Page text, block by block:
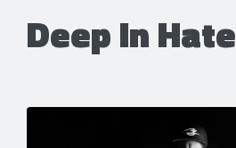
Deep In Hate